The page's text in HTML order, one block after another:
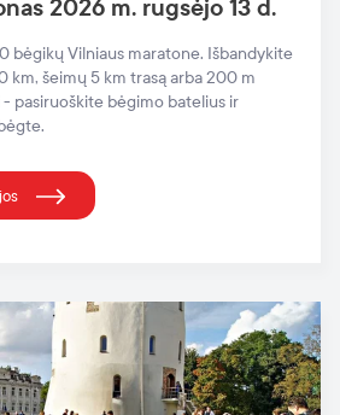
Vilniaus maratonas 2026 m. rugsėjo 13 d.
bėgikų Vilniaus maratone. Išbandykite
km, šeimų 5 km trasą arba 200 m
- pasiruoškite bėgimo batelius ir